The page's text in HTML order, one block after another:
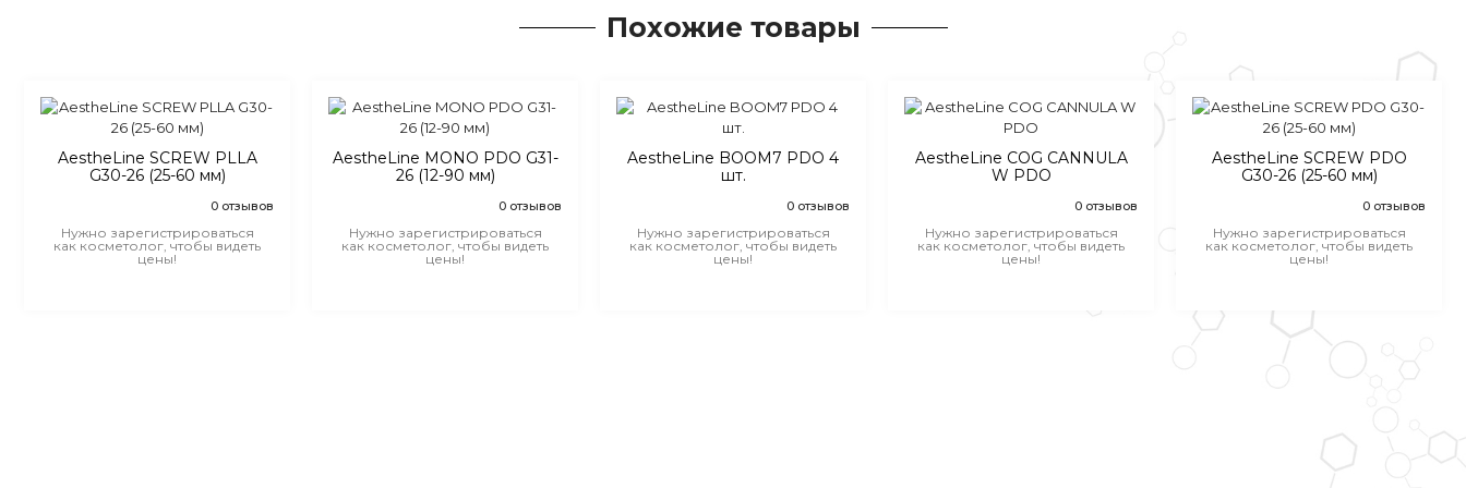
Похожие товары
AestheLine SCREW PLLA
G30-26 (25-60 мм)
0 отзывов
Нужно зарегистрироваться
как косметолог, чтобы видеть
цены!
AestheLine MONO PDO G31-
26 (12-90 мм)
0 отзывов
Нужно зарегистрироваться
как косметолог, чтобы видеть
цены!
AestheLine BOOM7 PDO 4
шт.
0 отзывов
Нужно зарегистрироваться
как косметолог, чтобы видеть
цены!
AestheLine COG CANNULA
W PDO
0 отзывов
Нужно зарегистрироваться
как косметолог, чтобы видеть
цены!
AestheLine SCREW PDO
G30-26 (25-60 мм)
0 отзывов
Нужно зарегистрироваться
как косметолог, чтобы видеть
цены!